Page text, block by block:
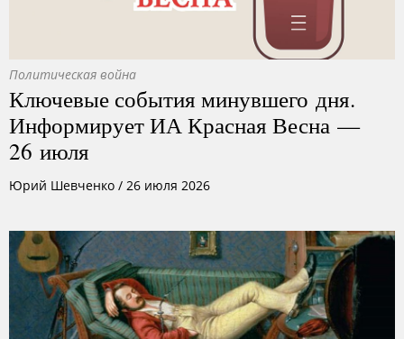
Политическая война
Ключевые события минувшего дня.
Информирует ИА Красная Весна —
26 июля
Юрий Шевченко / 26 июля 2026